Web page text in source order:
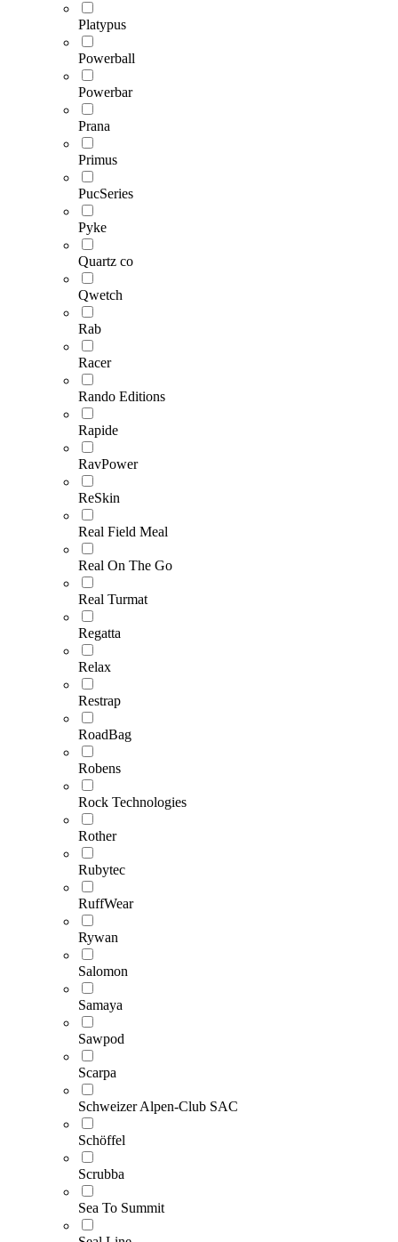
Platypus
Powerball
Powerbar
Prana
Primus
PucSeries
Pyke
Quartz co
Qwetch
Rab
Racer
Rando Editions
Rapide
RavPower
ReSkin
Real Field Meal
Real On The Go
Real Turmat
Regatta
Relax
Restrap
RoadBag
Robens
Rock Technologies
Rother
Rubytec
RuffWear
Rywan
Salomon
Samaya
Sawpod
Scarpa
Schweizer Alpen-Club SAC
Schöffel
Scrubba
Sea To Summit